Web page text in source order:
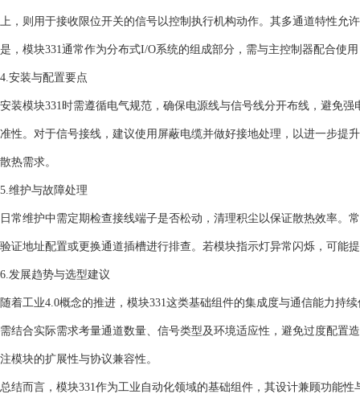
上，则用于接收限位开关的信号以控制执行机构动作。其多通道特性允
是，模块331通常作为分布式I/O系统的组成部分，需与主控制器配合使
4.安装与配置要点
安装模块331时需遵循电气规范，确保电源线与信号线分开布线，避免
准性。对于信号接线，建议使用屏蔽电缆并做好接地处理，以进一步提
散热需求。
5.维护与故障处理
日常维护中需定期检查接线端子是否松动，清理积尘以保证散热效率
验证地址配置或更换通道插槽进行排查。若模块指示灯异常闪烁，可能
6.发展趋势与选型建议
随着工业4.0概念的推进，模块331这类基础组件的集成度与通信能力持
需结合实际需求考量通道数量、信号类型及环境适应性，避免过度配置
注模块的扩展性与协议兼容性。
总结而言，模块331作为工业自动化领域的基础组件，其设计兼顾功能